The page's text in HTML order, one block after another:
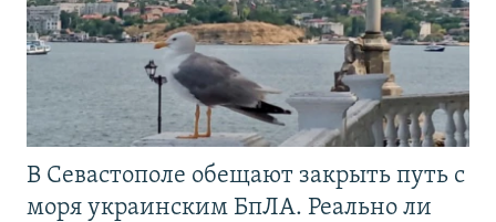
В Севастополе обещают закрыть путь с
моря украинским БпЛА. Реально ли